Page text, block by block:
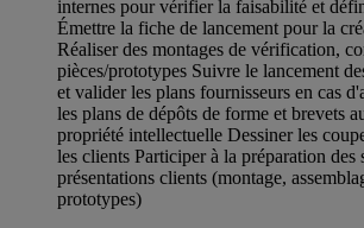
internes pour vérifier la faisabilité et
Émettre la fiche de lancement pour la
Réaliser des montages de vérification,
pièces/prototypes Suivre le lancement
et valider les plans fournisseurs en cas
les plans de dépôts de forme et brevets
propriété intellectuelle Dessiner les
les clients Participer à la préparation des
présentations clients (montage,
prototypes)